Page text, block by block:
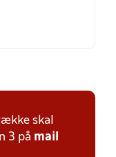
skal
3 på mail